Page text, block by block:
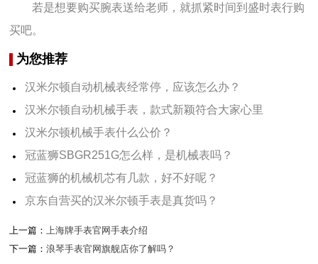
若是想要购买腕表送给老师，就抓紧时间到盛时表行购
买吧。
为您推荐
汉米尔顿自动机械表经常停，应该怎么办？
汉米尔顿自动机械手表，款式新颖符合大家心里
汉米尔顿机械手表什么公价？
冠蓝狮SBGR251G怎么样，是机械表吗？
冠蓝狮的机械机芯有几款，好不好呢？
京东自营买的汉米尔顿手表是真货吗？
上一篇：
上海牌手表官网手表介绍
下一篇：浪琴手表官网旗舰店你了解吗？